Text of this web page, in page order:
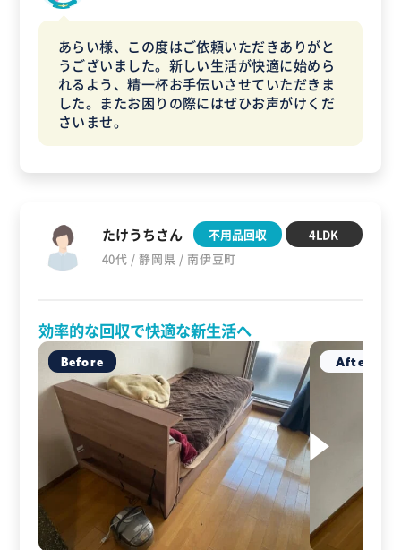
あらい様、この度はご依頼いただきありがと
うございました。新しい生活が快適に始めら
れるよう、精一杯お手伝いさせていただきま
した。またお困りの際にはぜひお声がけくだ
さいませ。
たけうちさん
40代 / 静岡県 / 南伊豆町
不用品回収 4LDK
効率的な回収で快適な新生活へ